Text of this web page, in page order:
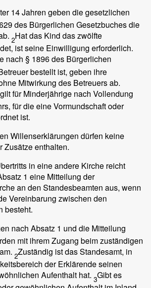
14 Jahren geben die gesetzlichen
des Bürgerlichen Gesetzbuches die
2Hat das Kind das zwölfte
ist seine Einwilligung erforderlich.
nach § 1896 des Bürgerlichen
bestellt ist, geben ihre
Mitwirkung des Betreuers ab.
für Minderjährige nach Vollendung
für die eine Vormundschaft oder
ist.
Willenserklärungen dürfen keine
Zusätze enthalten.
in eine andere Kirche reicht
1 eine Mitteilung der
an den Standesbeamten aus, wenn
Vereinbarung zwischen den
besteht.
nach Absatz 1 und die Mitteilung
mit ihrem Zugang beim zuständigen
2Zuständig ist das Standesamt, in
der Erklärende seinen
Aufenthalt hat. 3Gibt es